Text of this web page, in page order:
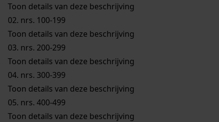
Toon details van deze beschrijving
02. nrs. 100-199
Toon details van deze beschrijving
03. nrs. 200-299
Toon details van deze beschrijving
04. nrs. 300-399
Toon details van deze beschrijving
05. nrs. 400-499
Toon details van deze beschrijving